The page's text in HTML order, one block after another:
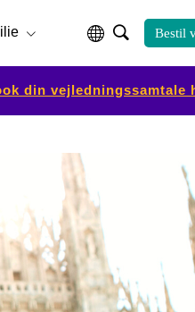
Bestil
din vejledningssamtale